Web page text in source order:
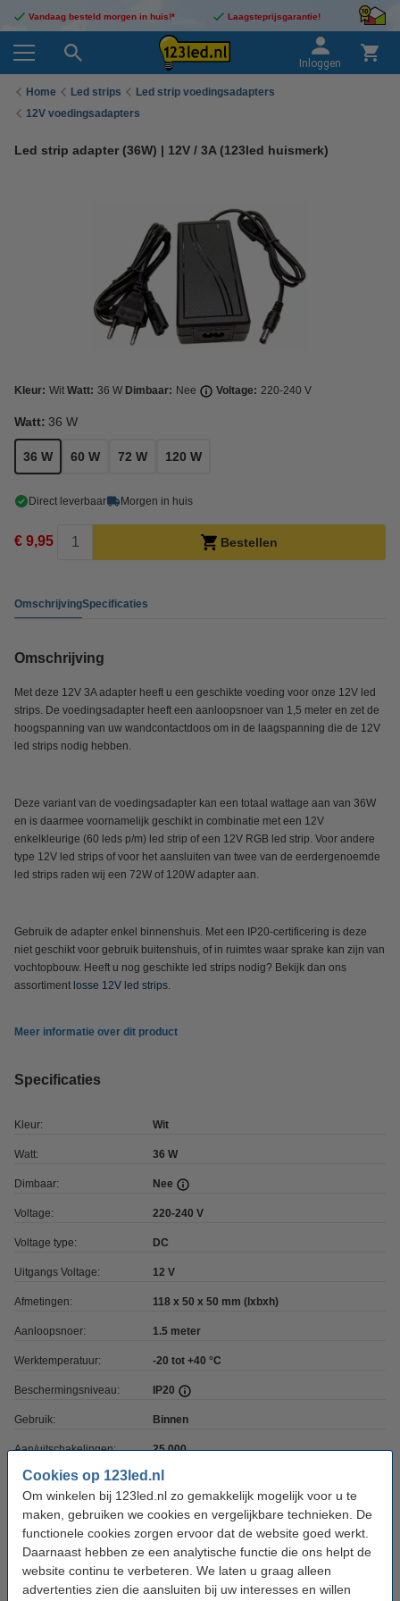
Cookies op 123led.nl
Om winkelen bij 123led.nl zo gemakkelijk mogelijk voor u te
maken, gebruiken we cookies en vergelijkbare technieken. De
functionele cookies zorgen ervoor dat de website goed werkt.
Daarnaast hebben ze een analytische functie die ons helpt de
website continu te verbeteren. We laten u graag alleen
advertenties zien die aansluiten bij uw interesses en willen
Vandaag besteld morgen in huis!* Laagsteprijsgarantie!
Inloggen
Home Led strips
Led strip voedingsadapters
12V voedingsadapters
Led strip adapter (36W) | 12V / 3A (123led huismerk)
Kleur: Wit Watt: 36 W Dimbaar: Nee Voltage: 220-240 V
Watt: 36 W
36 W 60 W 72 W 120 W
Direct leverbaar Morgen in huis
€ 9,95 Bestellen
OmschrijvingSpecificaties
Omschrijving
Met deze 12V 3A adapter heeft u een geschikte voeding voor onze 12V led
strips. De voedingsadapter heeft een aanloopsnoer van 1,5 meter en zet de
hoogspanning van uw wandcontactdoos om in de laagspanning die de 12V
led strips nodig hebben.
Deze variant van de voedingsadapter kan een totaal wattage aan van 36W
en is daarmee voornamelijk geschikt in combinatie met een 12V
enkelkleurige (60 leds p/m) led strip of een 12V RGB led strip. Voor andere
type 12V led strips of voor het aansluiten van twee van de eerdergenoemde
led strips raden wij een 72W of 120W adapter aan.
Gebruik de adapter enkel binnenshuis. Met een IP20-certificering is deze
niet geschikt voor gebruik buitenshuis, of in ruimtes waar sprake kan zijn van
vochtopbouw. Heeft u nog geschikte led strips nodig? Bekijk dan ons
assortiment losse 12V led strips.
Meer informatie over dit product
Specificaties
Kleur: Wit
Watt: 36 W
Dimbaar: Nee
Voltage: 220-240 V
Voltage type: DC
Uitgangs Voltage: 12 V
Afmetingen: 118 x 50 x 50 mm (lxbxh)
Aanloopsnoer: 1.5 meter
Werktemperatuur: -20 tot +40 °C
Beschermingsniveau: IP20
Gebruik: Binnen
Aan/uitschakelingen: 25.000
Oud voor nieuw: uw oude apparaat
12V adapter en maximaal wattage